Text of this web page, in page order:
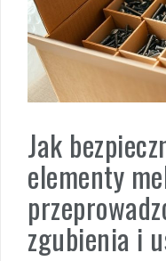
Jak
elementy
zgubienia i